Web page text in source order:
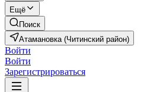
Ещё
Поиск
Атамановка (Читинский район)
Войти
Войти
Зарегистрироваться